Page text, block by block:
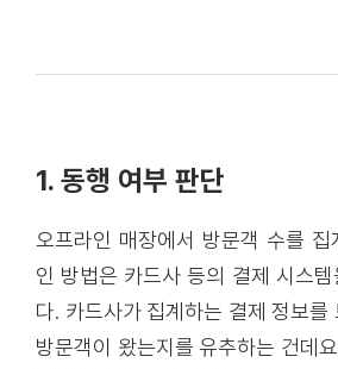
1. 동행 여부 판단
오프라인 매장에서 방문객 수를 집
인 방법은 카드사 등의 결제 시스템
다. 카드사가 집계하는 결제 정보를
방문객이 왔는지를 유추하는 건데